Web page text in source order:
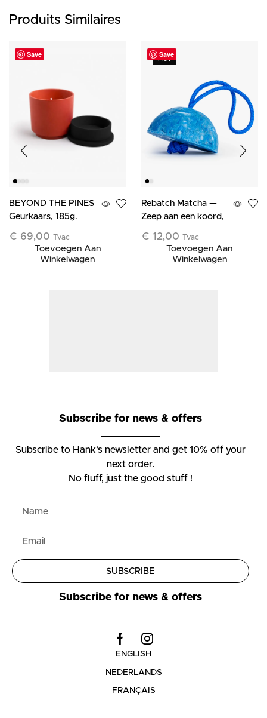
Produits Similaires
Save
BEYOND THE PINES
Geurkaars, 185g.
€ 69,00 Tvac
Toevoegen Aan
Winkelwagen
Save
HOT
Rebatch Matcha —
Zeep aan een koord,
Edition
€ 12,00 Tvac
Toevoegen Aan
Winkelwagen
Subscribe for news & offers
Subscribe to Hank’s newsletter and get 10% off your
next order.
No fluff, just the good stuff !
SUBSCRIBE
Subscribe for news & offers
ENGLISH
NEDERLANDS
FRANÇAIS